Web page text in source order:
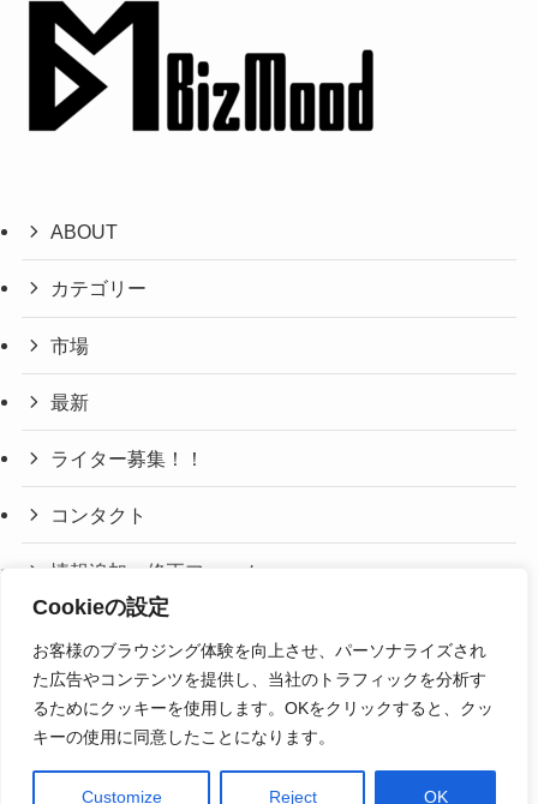
Cookieの設定
お客様のブラウジング体験を向上させ、パーソナライズされ
た広告やコンテンツを提供し、当社のトラフィックを分析す
るためにクッキーを使用します。OKをクリックすると、クッ
キーの使用に同意したことになります。
Customize Reject OK
ABOUT
カテゴリー
市場
最新
ライター募集！！
コンタクト
情報追加・修正フォーム
プライバシーポリシー